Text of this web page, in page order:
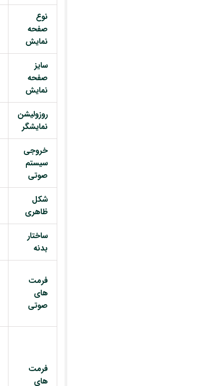
نوع
صفحه
نمایش
سایز
صفحه
نمایش
روزولیشن
نمایشگر
خروجی
سیستم
صوتی
شکل
ظاهری
ساختار
بدنه
فرمت
های
صوتی
فرمت
های